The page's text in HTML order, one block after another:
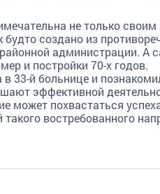
не только
создано из
администрации. А
и постройки 70-х годов.
33-й больнице и
эффективной
может похвастаться
востребованного